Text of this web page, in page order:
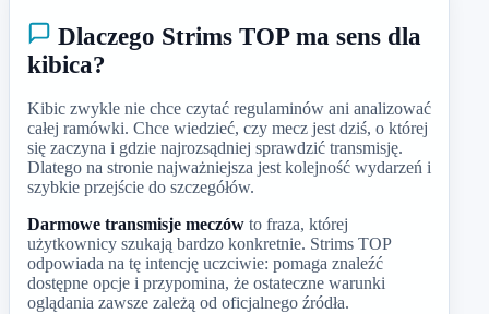
Dlaczego Strims TOP ma sens dla
kibica?
Kibic zwykle nie chce czytać regulaminów ani analizować
całej ramówki. Chce wiedzieć, czy mecz jest dziś, o której
się zaczyna i gdzie najrozsądniej sprawdzić transmisję.
Dlatego na stronie najważniejsza jest kolejność wydarzeń i
szybkie przejście do szczegółów.
Darmowe transmisje meczów to fraza, której
użytkownicy szukają bardzo konkretnie. Strims TOP
odpowiada na tę intencję uczciwie: pomaga znaleźć
dostępne opcje i przypomina, że ostateczne warunki
oglądania zawsze zależą od oficjalnego źródła.